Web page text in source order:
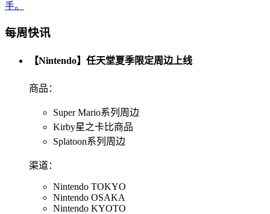
手。
每周快讯
【Nintendo】任天堂夏季限定周边上线
商品：
Super Mario系列周边
Kirby星之卡比商品
Splatoon系列周边
渠道：
Nintendo TOKYO
Nintendo OSAKA
Nintendo KYOTO